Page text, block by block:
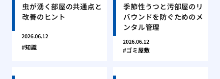
虫が湧く部屋の共通点と
改善のヒント
2026.06.12
知識
季節性うつと汚部屋のリ
バウンドを防ぐためのメ
ンタル管理
2026.06.12
ゴミ屋敷